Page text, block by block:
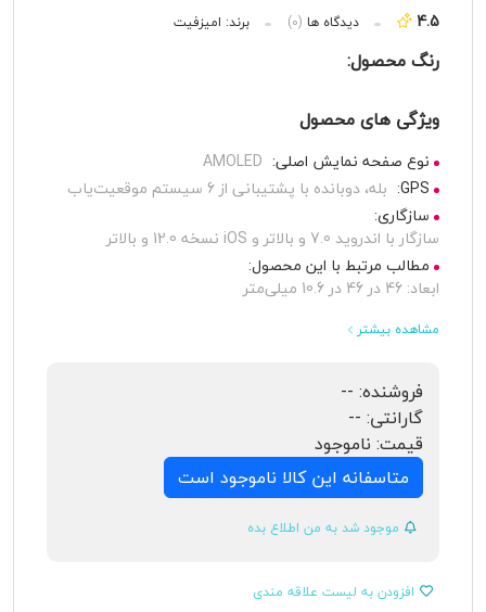
4.5 دیدگاه ها (0) برند: امیزفیت
رنگ محصول:
ویژگی های محصول
نوع صفحه نمایش اصلی: AMOLED
GPS: بله، دوبانده با پشتیبانی از 6 سیستم موقعیت‌یاب
سازگاری:
سازگار با اندروید 7.0 و بالاتر و iOS نسخه 12.0 و بالاتر
مطالب مرتبط با این محصول:
ابعاد: 46 در 46 در 10.6 میلی‌متر
مشاهده بیشتر
فروشنده: --
گارانتی: --
قیمت: ناموجود
متاسفانه این کالا ناموجود است
موجود شد به من اطلاع بده
افزودن به لیست علاقه مندی